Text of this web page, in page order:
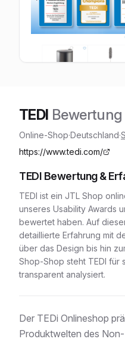
TEDI Bewertung
Online-Shop·Deutschland·
https://www.tedi.com/
TEDI Bewertung &
TEDI ist ein JTL Shop
unseres Usability Awards
bewertet haben. Auf
detaillierte Erfahrung mit
über das Design bis hin
Shop-Shop steht TEDI für
transparent analysiert.
Der TEDi Onlineshop
Produktwelten des